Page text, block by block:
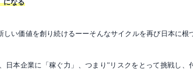
になる
い価値を創り続けるーーそんなサイクルを再び日本に根
本企業に「稼ぐ力」、つまり”リスクをとって挑戦し、